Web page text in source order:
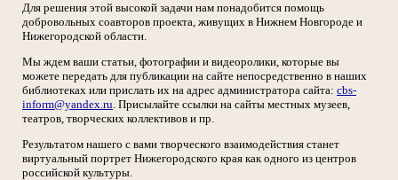
Для решения этой высокой задачи нам понадобится помощь
добровольных соавторов проекта, живущих в Нижнем Новгороде и
Нижегородской области.
Мы ждем ваши статьи, фотографии и видеоролики, которые вы
можете передать для публикации на сайте непосредственно в наших
библиотеках или прислать их на адрес администратора сайта: cbs-
inform@yandex.ru. Присылайте ссылки на сайты местных музеев,
театров, творческих коллективов и пр.
Результатом нашего с вами творческого взаимодействия станет
виртуальный портрет Нижегородского края как одного из центров
российской культуры.